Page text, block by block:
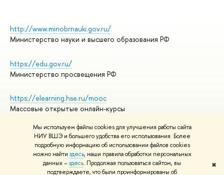
Мы используем файлы cookies для улучшения работы сайта
НИУ ВШЭ и большего удобства его использования. Более
подробную информацию об использовании файлов cookies
можно найти здесь, наши правила обработки персональных
данных –здесь. Продолжая пользоваться сайтом, вы
подтверждаете, что были проинформированы об
✖
http://www.minobrnauki.gov.ru/
Министерство науки и высшего образования РФ
https://edu.gov.ru/
Министерство просвещения РФ
https://elearning.hse.ru/mooc
Массовые открытые онлайн-курсы
© НИУ ВШЭ 1993–2026
Адреса и контакты
Условия использования материалов
Политика конфиденциальности